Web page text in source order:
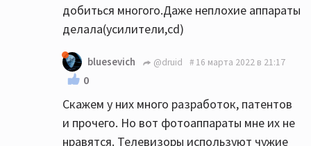
добиться многого.Даже неплохие аппараты
делала(усилители,сd)
bluesevich @druid 16 марта 2022 в 21:17
0
Скажем у них много разработок, патентов
и прочего. Но вот фотоаппараты мне их не
нравятся. Телевизоры используют чужие